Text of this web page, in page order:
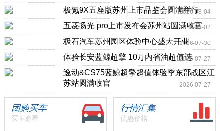
极氪9X五座版苏州上市品鉴会圆满举行
2026-08-04
五菱扬光 pro上市发布会苏州站圆满收官
2026-08-02
极石汽车苏州园区体验中心盛大开业2026-07-30
体验长安蓝鲸超擎 10万内省油超值选2026-07-27
逸动&CS75蓝鲸超擎超值体验季东部战区江
苏站圆满收官
2026-07-27
团购买车
买车必看
行情汇集
优惠价格